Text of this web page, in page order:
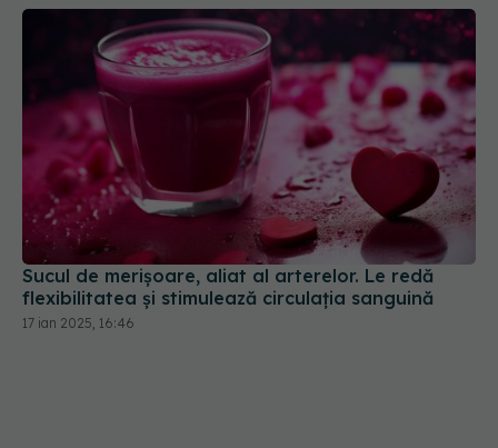
Sucul de merișoare, aliat al arterelor. Le redă
flexibilitatea și stimulează circulația sanguină
17 ian 2025, 16:46